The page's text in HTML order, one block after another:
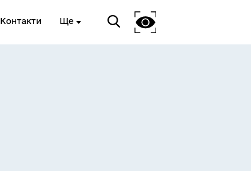
Контакти Ще